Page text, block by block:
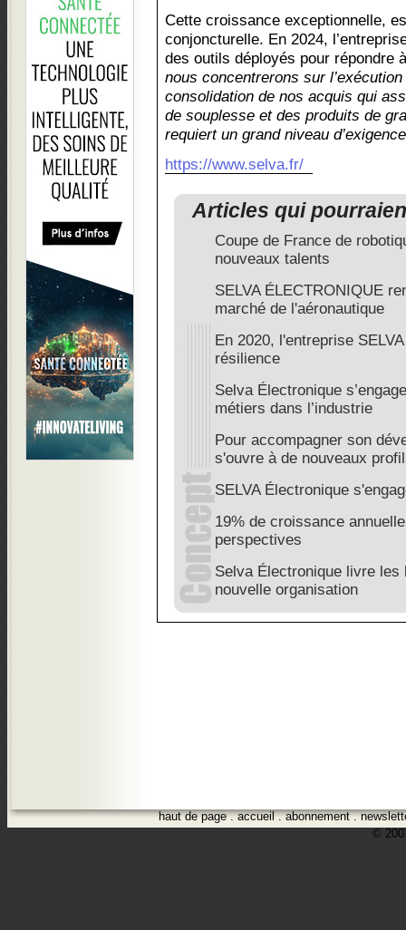
Cette croissance exceptionnelle,
conjoncturelle. En 2024,
des outils déployés pour répondre
nous concentrerons sur
consolidation de nos acquis qui
de souplesse et des produits de
requiert un grand niveau
https://www.selva.fr/
Articles qui
Coupe de France de
nouveaux talents
SELVA ÉLECTRONIQUE
marché de l'aéronautique
En 2020, l'entreprise
résilience
Selva Électronique
métiers dans l’industrie
Pour accompagner son
s'ouvre à de nouveaux
SELVA Électronique
19% de croissance
perspectives
Selva Électronique livre
nouvelle organisation
haut de page.accueil.abonnement.
©